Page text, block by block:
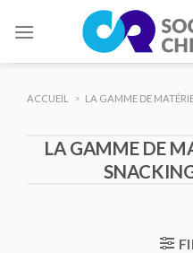
ACCUEIL > LA GAMME DE
LA GAMME DE